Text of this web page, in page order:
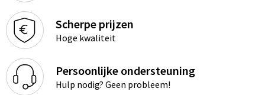
Scherpe prijzen
Hoge kwaliteit
Persoonlijke ondersteuning
Hulp nodig? Geen probleem!